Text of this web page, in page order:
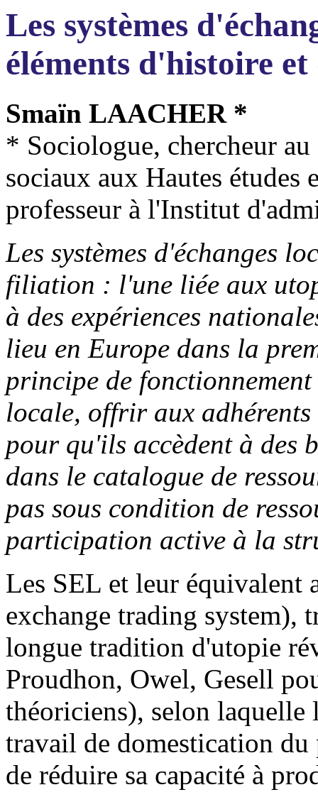
Les systèmes
éléments d'histoire et
Smaïn LAACHER *
* Sociologue, chercheur au
sociaux aux Hautes études
professeur à l'Institut
Les systèmes d'échanges
filiation : l'une liée aux
à des expériences
lieu en Europe dans la
principe de
locale, offrir aux adhérents
pour qu'ils accèdent à des
dans le catalogue de
pas sous condition de
participation active à la
Les SEL et leur équivalent
exchange trading system),
longue tradition d'utopie
Proudhon, Owel, Gesell
théoriciens), selon laquelle
travail de domestication
de réduire sa capacité à